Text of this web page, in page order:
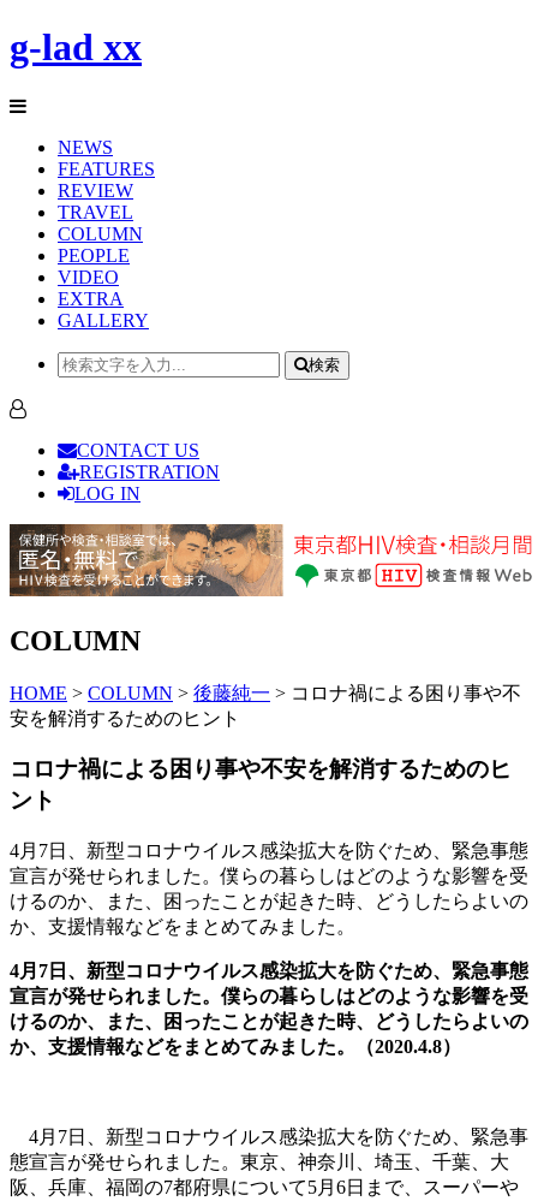
g-lad xx
NEWS
FEATURES
REVIEW
TRAVEL
COLUMN
PEOPLE
VIDEO
EXTRA
GALLERY
検索
CONTACT US
REGISTRATION
LOG IN
COLUMN
HOME > COLUMN > 後藤純一 > コロナ禍による困り事や不
安を解消するためのヒント
コロナ禍による困り事や不安を解消するためのヒ
ント
4月7日、新型コロナウイルス感染拡大を防ぐため、緊急事態
宣言が発せられました。僕らの暮らしはどのような影響を受
けるのか、また、困ったことが起きた時、どうしたらよいの
か、支援情報などをまとめてみました。
4月7日、新型コロナウイルス感染拡大を防ぐため、緊急事態
宣言が発せられました。僕らの暮らしはどのような影響を受
けるのか、また、困ったことが起きた時、どうしたらよいの
か、支援情報などをまとめてみました。（2020.4.8）
4月7日、新型コロナウイルス感染拡大を防ぐため、緊急事
態宣言が発せられました。東京、神奈川、埼玉、千葉、大
阪、兵庫、福岡の7都府県について5月6日まで、スーパーや